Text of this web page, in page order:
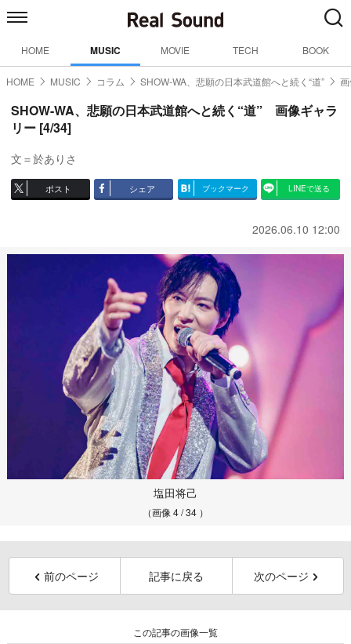
HOME MUSIC MOVIE TECH BOOK
HOME MUSIC コラム SHOW-WA、悲願の日本武道館へと続く“道”
SHOW-WA、悲願の日本武道館へと続く“道” 画像ギャラ
リー [4/34]
文＝於ありさ
ポスト シェア ブックマーク LINEで送る
2026.06.10 12:00
塩田将己
（画像 4 / 34 ）
前のページ 記事に戻る 次のページ
この記事の画像一覧